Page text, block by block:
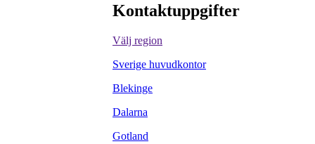
Kontaktuppgifter
Välj region
Sverige huvudkontor
Blekinge
Dalarna
Gotland